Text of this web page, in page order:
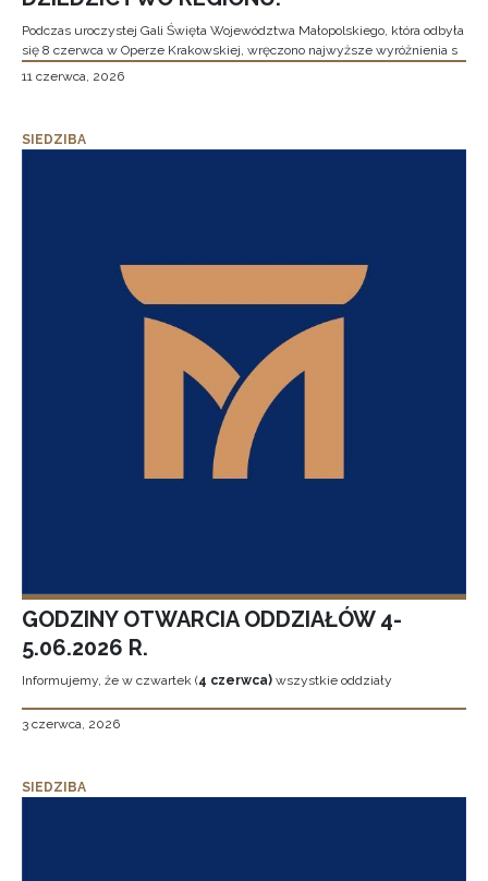
Podczas uroczystej Gali Święta Województwa Małopolskiego, która odbyła
się 8 czerwca w Operze Krakowskiej, wręczono najwyższe wyróżnienia s
11 czerwca, 2026
SIEDZIBA
GODZINY OTWARCIA ODDZIAŁÓW 4-
5.06.2026 R.
Informujemy, że w czwartek (4 czerwca) wszystkie oddziały
3 czerwca, 2026
SIEDZIBA